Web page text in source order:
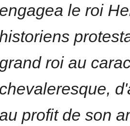
engagea le roi
grand roi au
chevaleresque,
profit de son